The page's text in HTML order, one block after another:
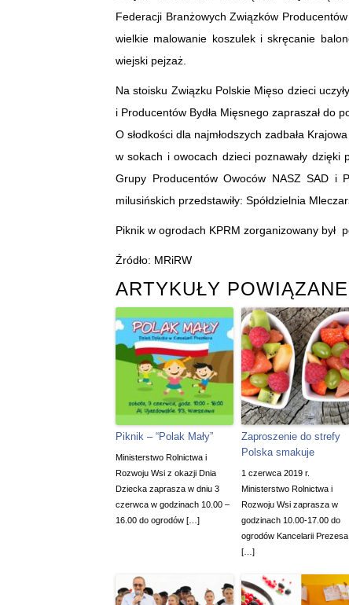
Federacji Branżowych Związków
wielkie malowanie koszulek i skręcanie
wiejski pejzaż.
Na stoisku Związku Polskie Mięso dzieci
i Producentów Bydła Mięsnego zapraszał do
O słodkości dla najmłodszych zadbała
w sokach i owocach dzieci poznawały dzięki
Grupy Producentów Owoców NASZ SAD i
milusińskich przedstawiły: Spółdzielnia
Piknik w ogrodach KPRM zorganizowany był
Źródło: MRiRW
ARTYKUŁY POWIĄZANE
Piknik – “Polak Mały”
Ministerstwo Rolnictwa i
Rozwoju Wsi z okazji Dnia
Dziecka zaprasza w dniu 3
czerwca w godzinach 10.00 –
16.00 do ogrodów […]
Zaproszenie do strefy
Polska smakuje
1 czerwca 2019 r.
Ministerstwo Rolnictwa i
Rozwoju Wsi zaprasza w
godzinach 10.00-17.00 do
ogrodów Kancelarii Prezesa
[…]